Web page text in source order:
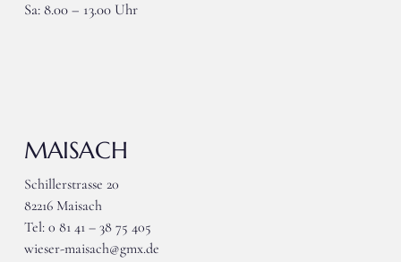
Sa: 8.00 – 13.00 Uhr
MAISACH
Schillerstrasse 20
82216 Maisach
Tel: 0 81 41 – 38 75 405
wieser-maisach@gmx.de